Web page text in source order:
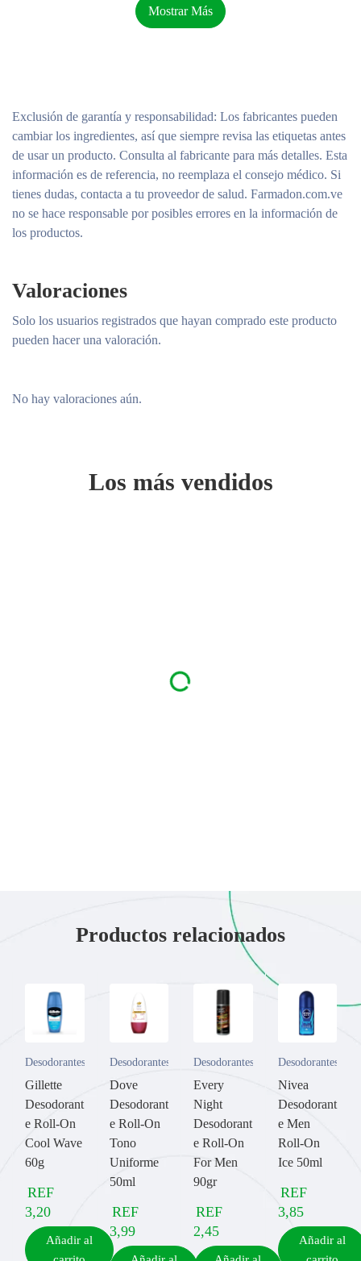
puede darnos confianza y una energía adicional
¿verdad? Confiar en nuestro desodorante
mejor accesorio para tu vestuario llamativo es
Dove Men+Care Antitranspirante Invisible Dry
Barra. Este desodorante antitranspirante te da la
libertad de usar los colores más brillantes, más
audaces, evitando esas molestas manchas blancas
de desodorante antitranspirante en tu ropa. Lo
contiene ¼ de tecnología humectante, la cual
fortalece la piel contra la irritación. Con Dove
Invisible Dry, puedes recordar lo bien que se
Ingredientes
Gly, Stearyl Alcohol, C12-15 Alkyl Benzoate, Ppg-14 Butyl
Ether, Hydrogenated Castor Oil, Parfum, Dimethicone,
Mostrar Más
Exclusión de garantía y responsabilidad: Los fabricantes pueden
cambiar los ingredientes, así que siempre revisa las etiquetas antes
de usar un producto. Consulta al fabricante para más detalles. Esta
información es de referencia, no reemplaza el consejo médico. Si
tienes dudas, contacta a tu proveedor de salud. Farmadon.com.ve
no se hace responsable por posibles errores en la información de
los productos.
Valoraciones
No hay valoraciones aún.
Solo los usuarios registrados que hayan comprado este producto
pueden hacer una valoración.
Los más vendidos
Productos relacionados
Desodorantes
Gillette
Desodorant
e Roll-On
Cool Wave
60g
REF
3,20
Añadir al
Desodorantes
Dove
Desodorant
e Roll-On
Tono
Uniforme
50ml
REF
3,99
Desodorantes
Every
Night
Desodorant
e Roll-On
For Men
90gr
REF
2,45
Desodorantes
Nivea
Desodorant
e Men
Roll-On
Ice 50ml
REF
3,85
Añadir al